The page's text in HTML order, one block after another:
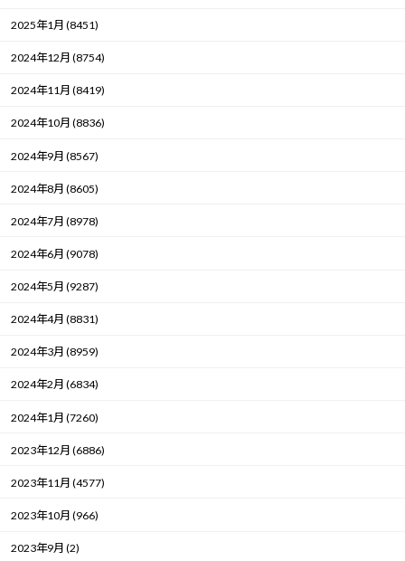
2025年1月 (8451)
2024年12月 (8754)
2024年11月 (8419)
2024年10月 (8836)
2024年9月 (8567)
2024年8月 (8605)
2024年7月 (8978)
2024年6月 (9078)
2024年5月 (9287)
2024年4月 (8831)
2024年3月 (8959)
2024年2月 (6834)
2024年1月 (7260)
2023年12月 (6886)
2023年11月 (4577)
2023年10月 (966)
2023年9月 (2)